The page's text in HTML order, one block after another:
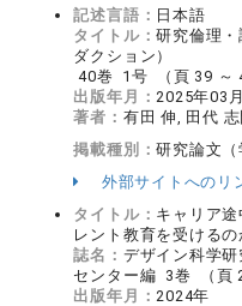
記述言語： 日本語
タイトル：研究倫理
ダクション）
40巻 1号 （頁 39 ～
出版年月：2025年03月
著者： 有田 伸, 田代
掲載種別：研究論文（
外部サイトへのリ
タイトル： キャリア
レント教育を受けるの
誌名： デザイン科学
センター編 3巻 （頁
出版年月：2024年